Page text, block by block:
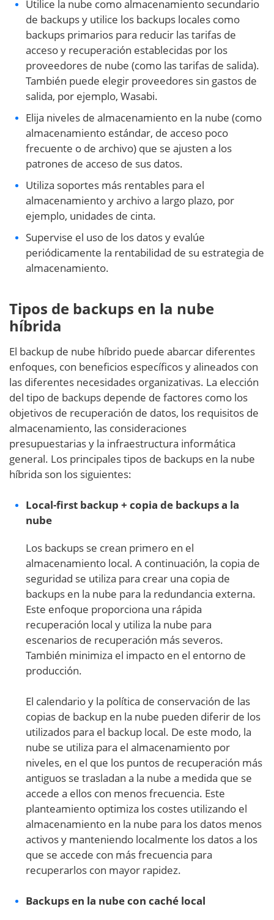
Utilice la nube como almacenamiento secundario
de backups y utilice los backups locales como
backups primarios para reducir las tarifas de
acceso y recuperación establecidas por los
proveedores de nube (como las tarifas de salida).
También puede elegir proveedores sin gastos de
salida, por ejemplo, Wasabi.
Elija niveles de almacenamiento en la nube (como
almacenamiento estándar, de acceso poco
frecuente o de archivo) que se ajusten a los
patrones de acceso de sus datos.
Utiliza soportes más rentables para el
almacenamiento y archivo a largo plazo, por
ejemplo, unidades de cinta.
Supervise el uso de los datos y evalúe
periódicamente la rentabilidad de su estrategia de
almacenamiento.
Tipos de backups en la nube
híbrida
El backup de nube híbrido puede abarcar diferentes
enfoques, con beneficios específicos y alineados con
las diferentes necesidades organizativas. La elección
del tipo de backups depende de factores como los
objetivos de recuperación de datos, los requisitos de
almacenamiento, las consideraciones
presupuestarias y la infraestructura informática
general. Los principales tipos de backups en la nube
híbrida son los siguientes:
Local-first backup + copia de backups a la
nube
Los backups se crean primero en el
almacenamiento local. A continuación, la copia de
seguridad se utiliza para crear una copia de
backups en la nube para la redundancia externa.
Este enfoque proporciona una rápida
recuperación local y utiliza la nube para
escenarios de recuperación más severos.
También minimiza el impacto en el entorno de
producción.
El calendario y la política de conservación de las
copias de backup en la nube pueden diferir de los
utilizados para el backup local. De este modo, la
nube se utiliza para el almacenamiento por
niveles, en el que los puntos de recuperación más
antiguos se trasladan a la nube a medida que se
accede a ellos con menos frecuencia. Este
planteamiento optimiza los costes utilizando el
almacenamiento en la nube para los datos menos
activos y manteniendo localmente los datos a los
que se accede con más frecuencia para
recuperarlos con mayor rapidez.
Backups en la nube con caché local